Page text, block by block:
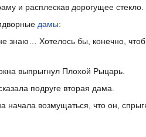
и расплескав дорогущее стекло.
дамы:
Хотелось бы, конечно,
выпрыгнул Плохой Рыцарь.
подруге вторая дама.
возмущаться, что он,